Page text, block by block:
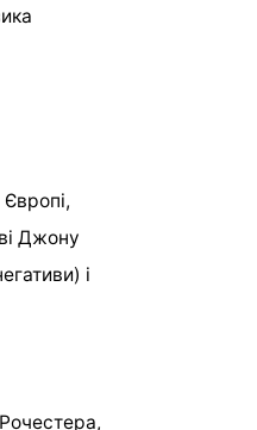
Джону
і